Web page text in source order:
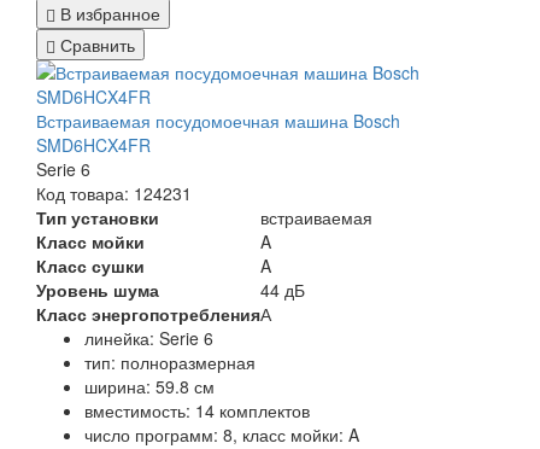
В избранное
Сравнить
Встраиваемая посудомоечная машина Bosch
SMD6HCX4FR
Serie 6
Код товара: 124231
Тип установки
встраиваемая
Класс мойки
A
Класс сушки
A
Уровень шума
44 дБ
Класс энергопотребленияА
линейка: Serie 6
тип: полноразмерная
ширина: 59.8 см
вместимость: 14 комплектов
число программ: 8, класс мойки: A